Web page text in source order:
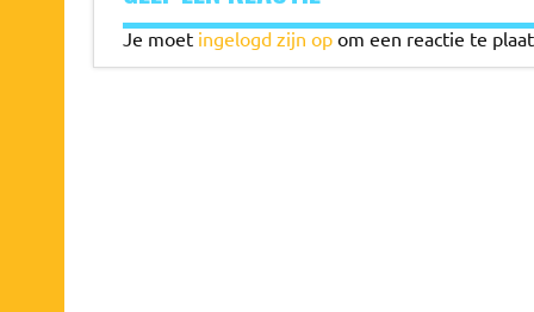
Je moet ingelogd zijn opom een reactie te